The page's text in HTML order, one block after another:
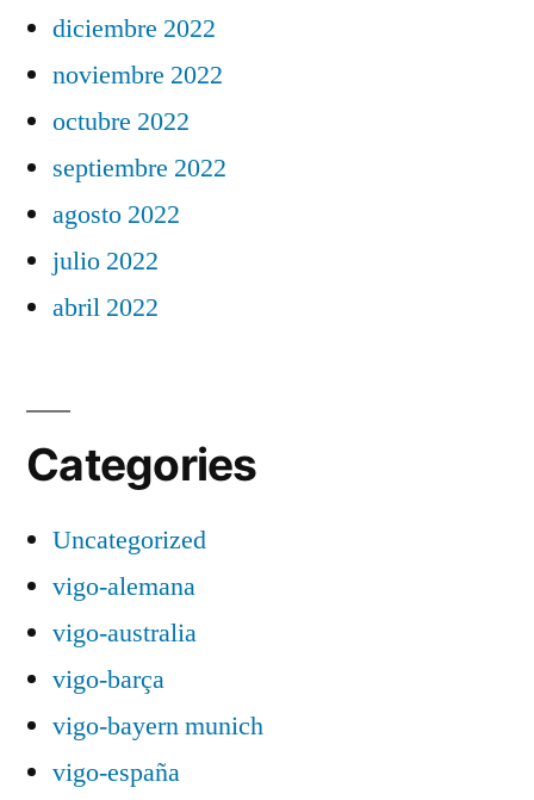
diciembre 2022
noviembre 2022
octubre 2022
septiembre 2022
agosto 2022
julio 2022
abril 2022
Categories
Uncategorized
vigo-alemana
vigo-australia
vigo-barça
vigo-bayern munich
vigo-españa